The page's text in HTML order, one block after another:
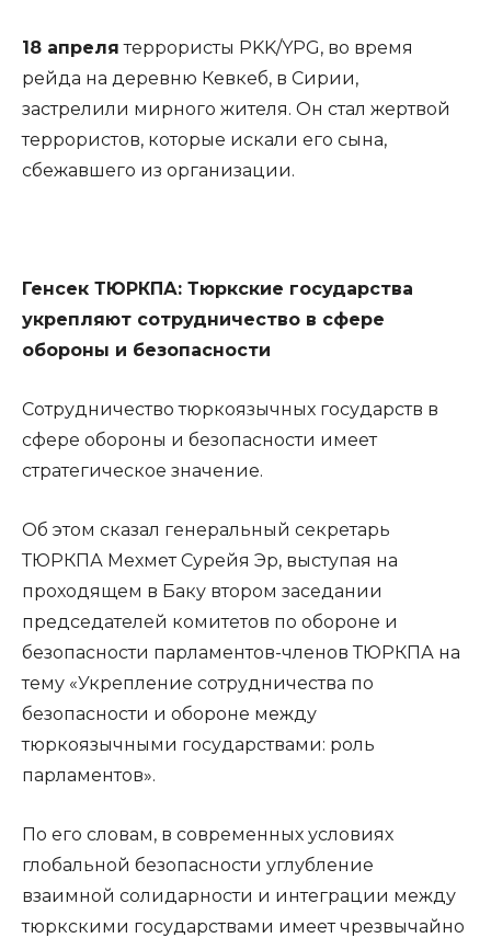
18 апреля террористы PKK/YPG, во время
рейда на деревню Кевкеб, в Сирии,
застрелили мирного жителя. Он стал жертвой
террористов, которые искали его сына,
сбежавшего из организации.
Генсек ТЮРКПА: Тюркские государства
укрепляют сотрудничество в сфере
обороны и безопасности
Сотрудничество тюркоязычных государств в
сфере обороны и безопасности имеет
стратегическое значение.
Об этом сказал генеральный секретарь
ТЮРКПА Мехмет Сурейя Эр, выступая на
проходящем в Баку втором заседании
председателей комитетов по обороне и
безопасности парламентов-членов ТЮРКПА на
тему «Укрепление сотрудничества по
безопасности и обороне между
тюркоязычными государствами: роль
парламентов».
По его словам, в современных условиях
глобальной безопасности углубление
взаимной солидарности и интеграции между
тюркскими государствами имеет чрезвычайно